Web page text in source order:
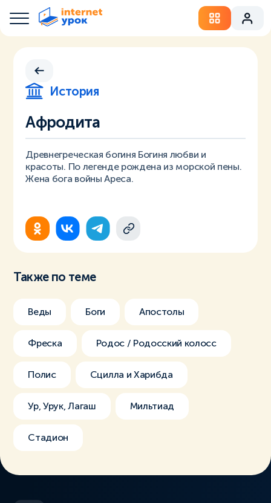
История
Афродита
Древнегреческая богиня Богиня любви и
красоты. По легенде рождена из морской пены.
Жена бога войны Ареса.
Также по теме
Веды Боги Апостолы
Фреска Родос / Родосский колосс
Полис Сцилла и Харибда
Ур, Урук, Лагаш Мильтиад
Стадион